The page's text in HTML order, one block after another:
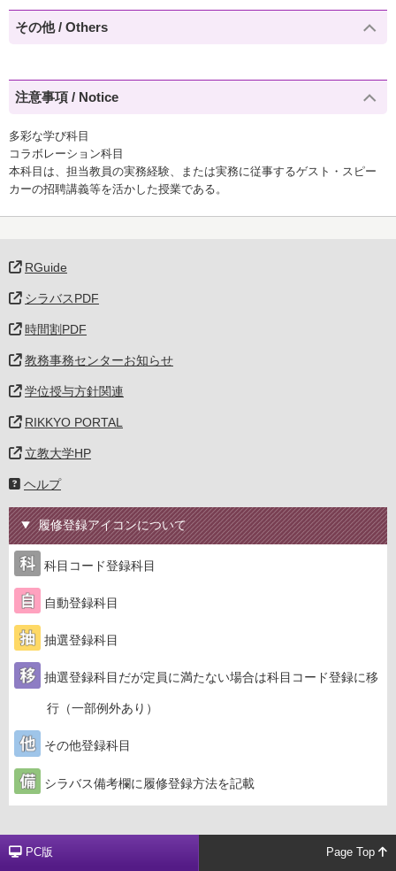
その他 / Others
注意事項 / Notice
多彩な学び科目
コラボレーション科目
本科目は、担当教員の実務経験、または実務に従事するゲスト・スピー
カーの招聘講義等を活かした授業である。
RGuide
シラバスPDF
時間割PDF
教務事務センターお知らせ
学位授与方針関連
RIKKYO PORTAL
立教大学HP
ヘルプ
履修登録アイコンについて
科目コード登録科目
自動登録科目
抽選登録科目
抽選登録科目だが定員に満たない場合は科目コード登録に移
行（一部例外あり）
その他登録科目
シラバス備考欄に履修登録方法を記載
PC版 Page Top